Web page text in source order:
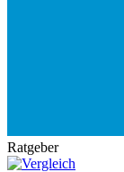
Ratgeber